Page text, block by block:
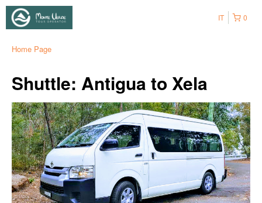
0
IT
Home Page
Shuttle: Antigua to Xela